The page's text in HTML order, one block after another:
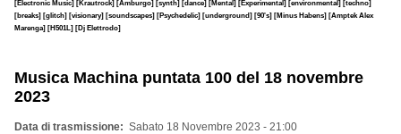
[Electronic Music] [Krautrock] [Amburgo] [synth] [dance] [Mental] [Experimental] [environmental] [techno]
[breaks] [glitch] [visionary] [soundscapes] [Psychedelic] [underground] [90's] [Minus Habens] [Amptek Alex
Marenga] [H501L] [Dj Elettrodo]
Musica Machina puntata 100 del 18 novembre
2023
Data di trasmissione Sabato 18 Novembre 2023 - 21:00